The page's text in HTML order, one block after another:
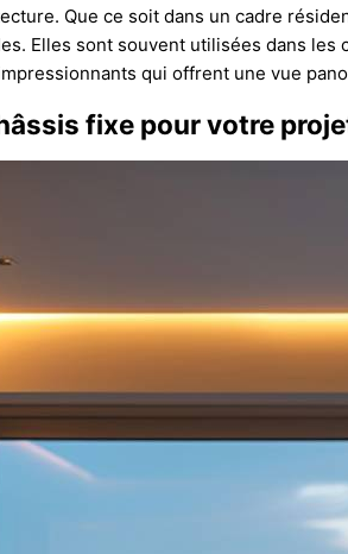
Que ce soit dans un cadre
Elles sont souvent utilisées dans les
qui offrent une vue
fixe pour votre